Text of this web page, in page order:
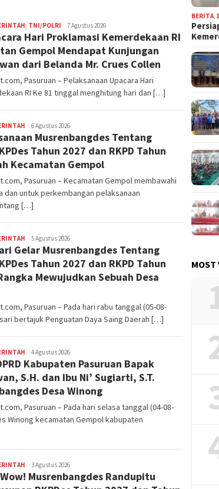
, TNI/POLRI Editor
Pasuruan
7 Agustus 2026
Hari Proklamasi Kemerdekaan RI
Gempol Mendapat Kunjungan
dari Belanda Mr. Crues Collen
Pasuruan – Pelaksanaan Upacara Hari
RI Ke 81 tinggal menghitung hari dan […]
Editor
Pasuruan
6 Agustus 2026
Musrenbangdes Tentang
Tahun 2027 dan RKPD Tahun
Kecamatan Gempol
Pasuruan – Kecamatan Gempol membawahi
dan untuk perkembangan pelaksanaan
[…]
Editor
Pasuruan
5 Agustus 2026
Gelar Musrenbangdes Tentang
Tahun 2027 dan RKPD Tahun
Mewujudkan Sebuah Desa
Pasuruan – Pada hari rabu tanggal (05-08-
bertajuk Penguatan Daya Saing Daerah […]
Editor
Pasuruan
4 Agustus 2026
Kabupaten Pasuruan Bapak
S.H. dan Ibu Ni’ Sugiarti, S.T.
Desa Winong
Pasuruan – Pada hari selasa tanggal (04-08-
Winong kecamatan Gempol kabupaten
Editor
Pasuruan
3 Agustus 2026
Musrenbangdes Randupitu
BERITA
MOST